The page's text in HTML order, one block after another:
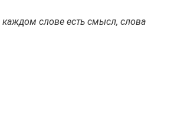
каждом слове есть смысл, слова